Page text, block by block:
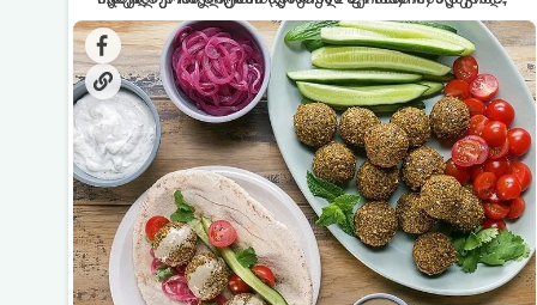
სალათებთან ერთად ან ტახინის (სესამის)
სოუსთან მირთმევისთვის.
იდეალურად შეინარჩუნოს და არ დაიშალოს.
დრო: 10–15 წუთი ულუფა: 20–24 ცალი ბურთულა
(4–6 პორცია)